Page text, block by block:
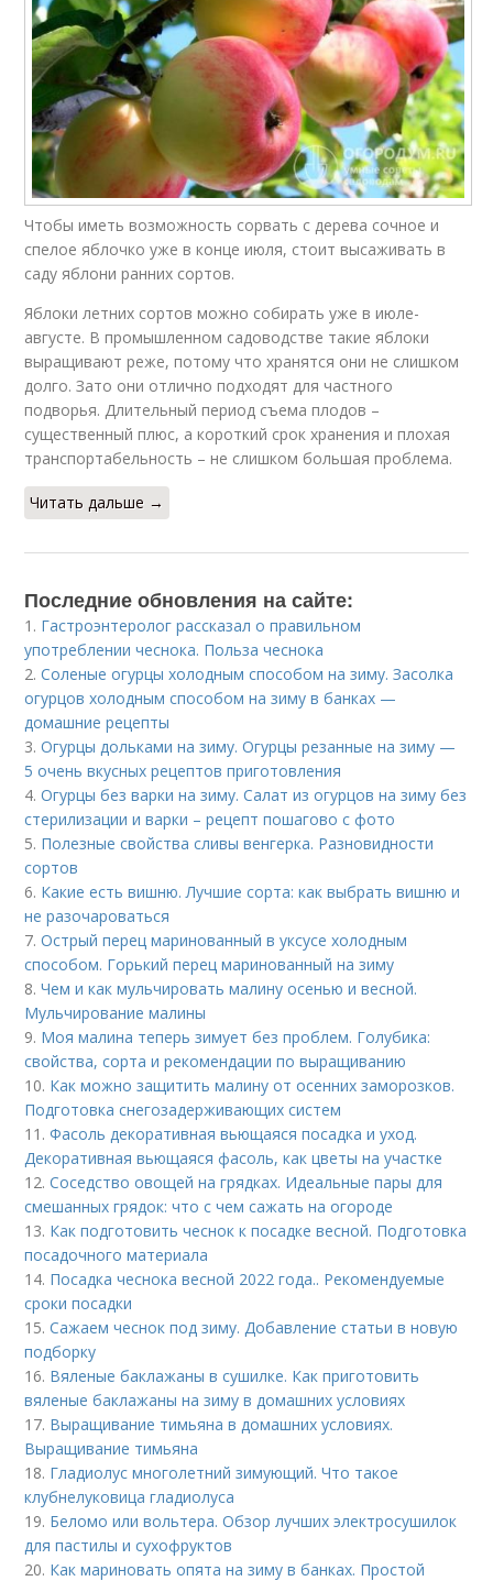
Чтобы иметь возможность сорвать с дерева сочное и
спелое яблочко уже в конце июля, стоит высаживать в
саду яблони ранних сортов.
Яблоки летних сортов можно собирать уже в июле-
августе. В промышленном садоводстве такие яблоки
выращивают реже, потому что хранятся они не слишком
долго. Зато они отлично подходят для частного
подворья. Длительный период съема плодов –
существенный плюс, а короткий срок хранения и плохая
транспортабельность – не слишком большая проблема.
Читать дальше →
Последние обновления на сайте:
1. Гастроэнтеролог рассказал о правильном
употреблении чеснока. Польза чеснока
2.Соленые огурцы холодным способом на зиму. Засолка
огурцов холодным способом на зиму в банках —
домашние рецепты
3.Огурцы дольками на зиму. Огурцы резанные на зиму —
5 очень вкусных рецептов приготовления
4.Огурцы без варки на зиму. Салат из огурцов на зиму без
стерилизации и варки – рецепт пошагово с фото
5. Полезные свойства сливы венгерка. Разновидности
сортов
6. Какие есть вишню. Лучшие сорта: как выбрать вишню и
не разочароваться
7.Острый перец маринованный в уксусе холодным
способом. Горький перец маринованный на зиму
8.Чем и как мульчировать малину осенью и весной.
Мульчирование малины
9. Моя малина теперь зимует без проблем. Голубика:
свойства, сорта и рекомендации по выращиванию
10. Как можно защитить малину от осенних заморозков.
Подготовка снегозадерживающих систем
11.Фасоль декоративная вьющаяся посадка и уход.
Декоративная вьющаяся фасоль, как цветы на участке
12.Соседство овощей на грядках. Идеальные пары для
смешанных грядок: что с чем сажать на огороде
13. Как подготовить чеснок к посадке весной. Подготовка
посадочного материала
14. Посадка чеснока весной 2022 года.. Рекомендуемые
сроки посадки
15.Сажаем чеснок под зиму. Добавление статьи в новую
подборку
16. Вяленые баклажаны в сушилке. Как приготовить
вяленые баклажаны на зиму в домашних условиях
17. Выращивание тимьяна в домашних условиях.
Выращивание тимьяна
18. Гладиолус многолетний зимующий. Что такое
клубнелуковица гладиолуса
19. Беломо или вольтера. Обзор лучших электросушилок
для пастилы и сухофруктов
20. Как мариновать опята на зиму в банках. Простой